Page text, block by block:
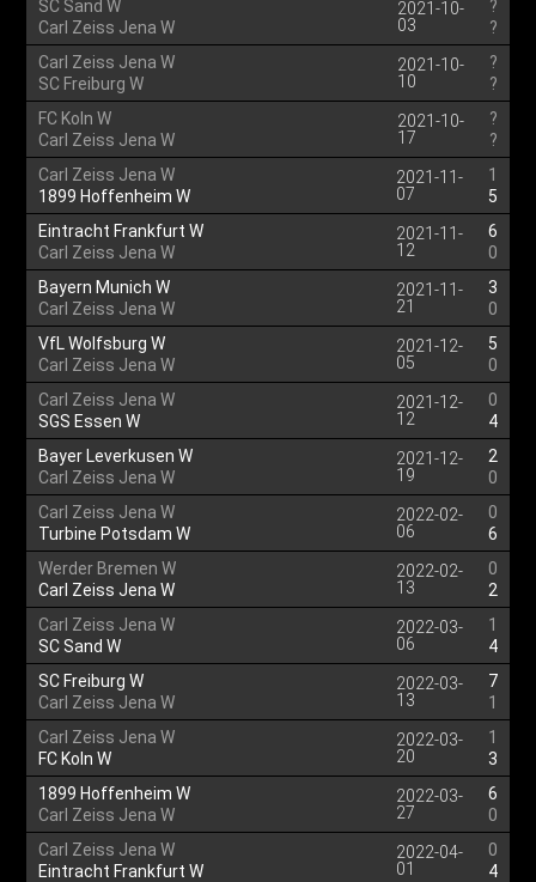
SC Sand W
Carl Zeiss Jena W
2021-10-
03
?
?
Carl Zeiss Jena W
SC Freiburg W
2021-10-
10
?
?
FC Koln W
Carl Zeiss Jena W
2021-10-
17
?
?
Carl Zeiss Jena W
1899 Hoffenheim W
2021-11-
07
1
5
Eintracht Frankfurt W
Carl Zeiss Jena W
2021-11-
12
6
0
Bayern Munich W
Carl Zeiss Jena W
2021-11-
21
3
0
VfL Wolfsburg W
Carl Zeiss Jena W
2021-12-
05
5
0
Carl Zeiss Jena W
SGS Essen W
2021-12-
12
0
4
Bayer Leverkusen W
Carl Zeiss Jena W
2021-12-
19
2
0
Carl Zeiss Jena W
Turbine Potsdam W
2022-02-
06
0
6
Werder Bremen W
Carl Zeiss Jena W
2022-02-
13
0
2
Carl Zeiss Jena W
SC Sand W
2022-03-
06
1
4
SC Freiburg W
Carl Zeiss Jena W
2022-03-
13
7
1
Carl Zeiss Jena W
FC Koln W
2022-03-
20
1
3
1899 Hoffenheim W
Carl Zeiss Jena W
2022-03-
27
6
0
Carl Zeiss Jena W
Eintracht Frankfurt W
2022-04-
01
0
4